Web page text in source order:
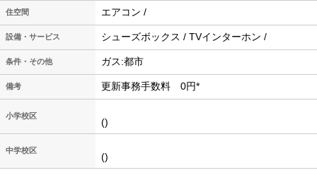
住空間 エアコン /
設備・サービス シューズボックス / TVインターホン /
条件・その他 ガス:都市
備考 更新事務手数料 0円*
小学校区
()
中学校区
()